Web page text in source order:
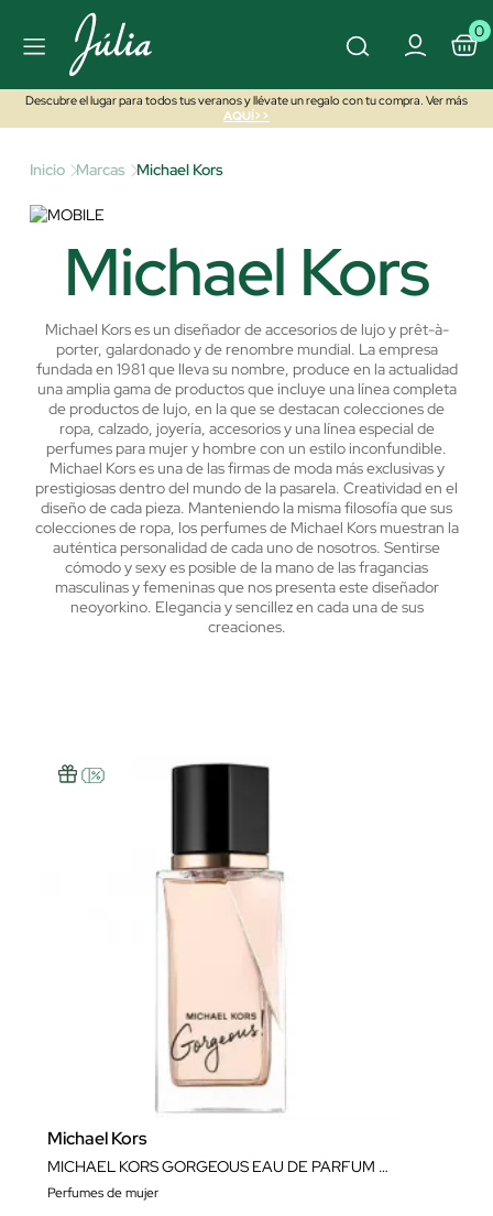
0
Descubre el lugar para todos tus veranos y llévate un regalo con tu compra. Ver más
AQUÍ>>
Inicio Marcas Michael Kors
Michael Kors
Michael Kors es un diseñador de accesorios de lujo y prêt-à-
porter, galardonado y de renombre mundial. La empresa
fundada en 1981 que lleva su nombre, produce en la actualidad
una amplia gama de productos que incluye una línea completa
de productos de lujo, en la que se destacan colecciones de
ropa, calzado, joyería, accesorios y una línea especial de
perfumes para mujer y hombre con un estilo inconfundible.
Michael Kors es una de las firmas de moda más exclusivas y
prestigiosas dentro del mundo de la pasarela. Creatividad en el
diseño de cada pieza. Manteniendo la misma filosofía que sus
colecciones de ropa, los perfumes de Michael Kors muestran la
auténtica personalidad de cada uno de nosotros. Sentirse
cómodo y sexy es posible de la mano de las fragancias
masculinas y femeninas que nos presenta este diseñador
neoyorkino. Elegancia y sencillez en cada una de sus
creaciones.
Michael Kors
MICHAEL KORS GORGEOUS EAU DE PARFUM VAPORIZADOR
Perfumes de mujer